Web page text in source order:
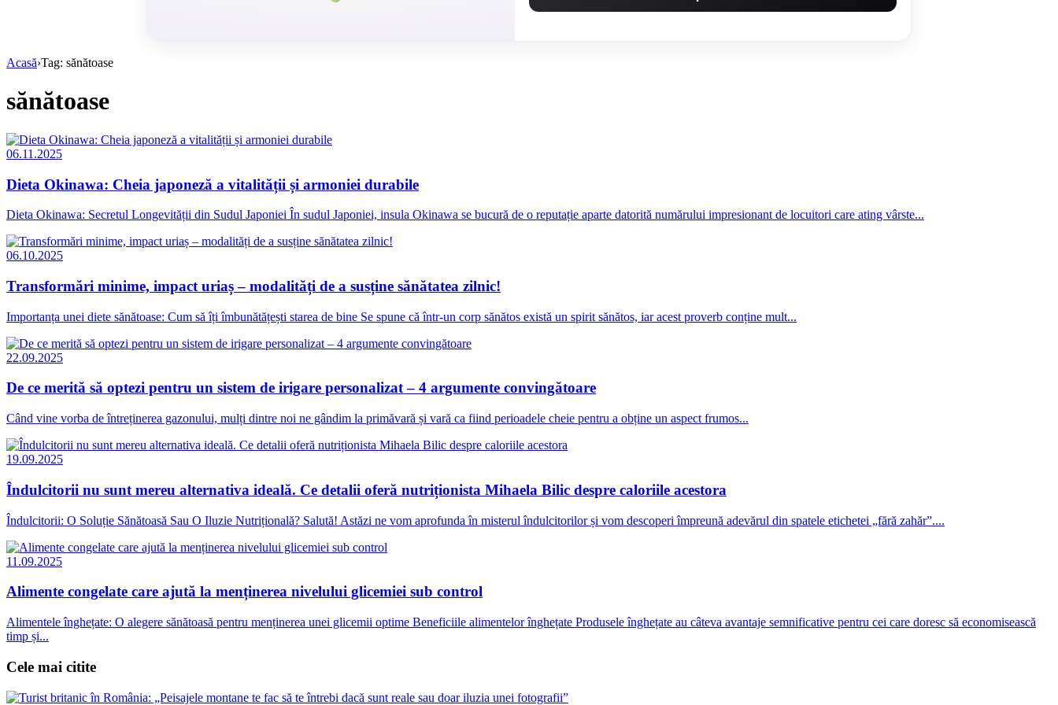
Acasă›Tag: sănătoase
sănătoase
06.11.2025
Dieta Okinawa: Cheia japoneză a vitalității și armoniei durabile
Dieta Okinawa: Secretul Longevității din Sudul Japoniei În sudul Japoniei, insula Okinawa se bucură de o reputație aparte datorită numărului impresionant de locuitori care ating vârste...
06.10.2025
Transformări minime, impact uriaș – modalități de a susține sănătatea zilnic!
Importanța unei diete sănătoase: Cum să îți îmbunătățești starea de bine Se spune că într-un corp sănătos există un spirit sănătos, iar acest proverb conține mult...
22.09.2025
De ce merită să optezi pentru un sistem de irigare personalizat – 4 argumente convingătoare
Când vine vorba de întreținerea gazonului, mulți dintre noi ne gândim la primăvară și vară ca fiind perioadele cheie pentru a obține un aspect frumos...
19.09.2025
Îndulcitorii nu sunt mereu alternativa ideală. Ce detalii oferă nutriționista Mihaela Bilic despre caloriile acestora
Îndulcitorii: O Soluție Sănătoasă Sau O Iluzie Nutrițională? Salută! Astăzi ne vom aprofunda în misterul îndulcitorilor și vom descoperi împreună adevărul din spatele etichetei „fără zahăr”....
11.09.2025
Alimente congelate care ajută la menținerea nivelului glicemiei sub control
Alimentele înghețate: O alegere sănătoasă pentru menținerea unei glicemii optime Beneficiile alimentelor înghețate Produsele înghețate au câteva avantaje semnificative pentru cei care doresc să economisească
timp și...
Cele mai citite